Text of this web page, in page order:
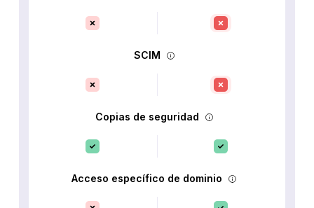
SCIM
Copias de seguridad
Acceso específico de dominio